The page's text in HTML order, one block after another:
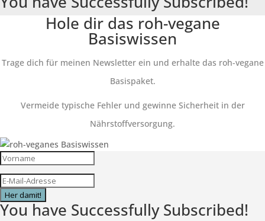
Hole dir das roh-vegane
Basiswissen
Trage dich für meinen Newsletter ein und erhalte das roh-vegane
Basispaket.
Vermeide typische Fehler und gewinne Sicherheit in der
Nährstoffversorgung.
Her damit!
You have Successfully Subscribed!